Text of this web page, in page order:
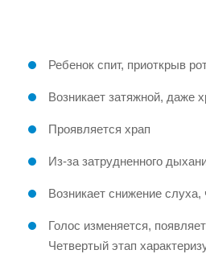
Ребенок спит, приоткрыв
Возникает затяжной, даже
Проявляется храп
Из-за затрудненного
Возникает снижение слуха,
Голос изменяется,
Четвертый этап